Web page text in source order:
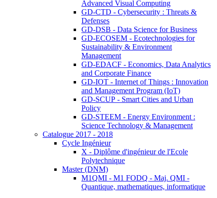
Advanced Visual Computing
GD-CTD - Cybersecurity : Threats &
Defenses
GD-DSB - Data Science for Business
GD-ECOSEM - Ecotechnologies for
Sustainability & Environment
Management
GD-EDACF - Economics, Data Analytics
and Corporate Finance
GD-IOT - Internet of Things : Innovation
and Management Program (IoT)
GD-SCUP - Smart Cities and Urban
Policy
GD-STEEM - Energy Environment :
Science Technology & Management
Catalogue 2017 - 2018
Cycle Ingénieur
X - Diplôme d'ingénieur de l'Ecole
Polytechnique
Master (DNM)
M1QMI - M1 FODQ - Maj. QMI -
Quantique, mathematiques, informatique